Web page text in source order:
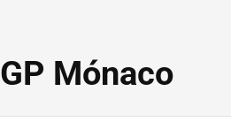
GP Mónaco